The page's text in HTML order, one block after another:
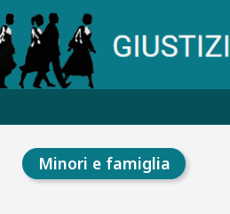
Minori e famiglia